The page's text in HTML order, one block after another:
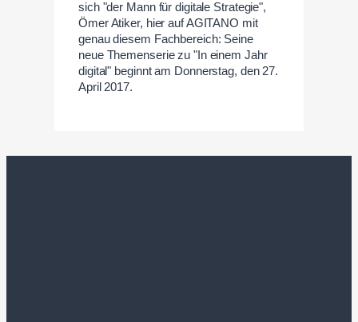
sich "der Mann für digitale Strategie",
Ömer Atiker, hier auf AGITANO mit
genau diesem Fachbereich: Seine
neue Themenserie zu "In einem Jahr
digital" beginnt am Donnerstag, den 27.
April 2017.